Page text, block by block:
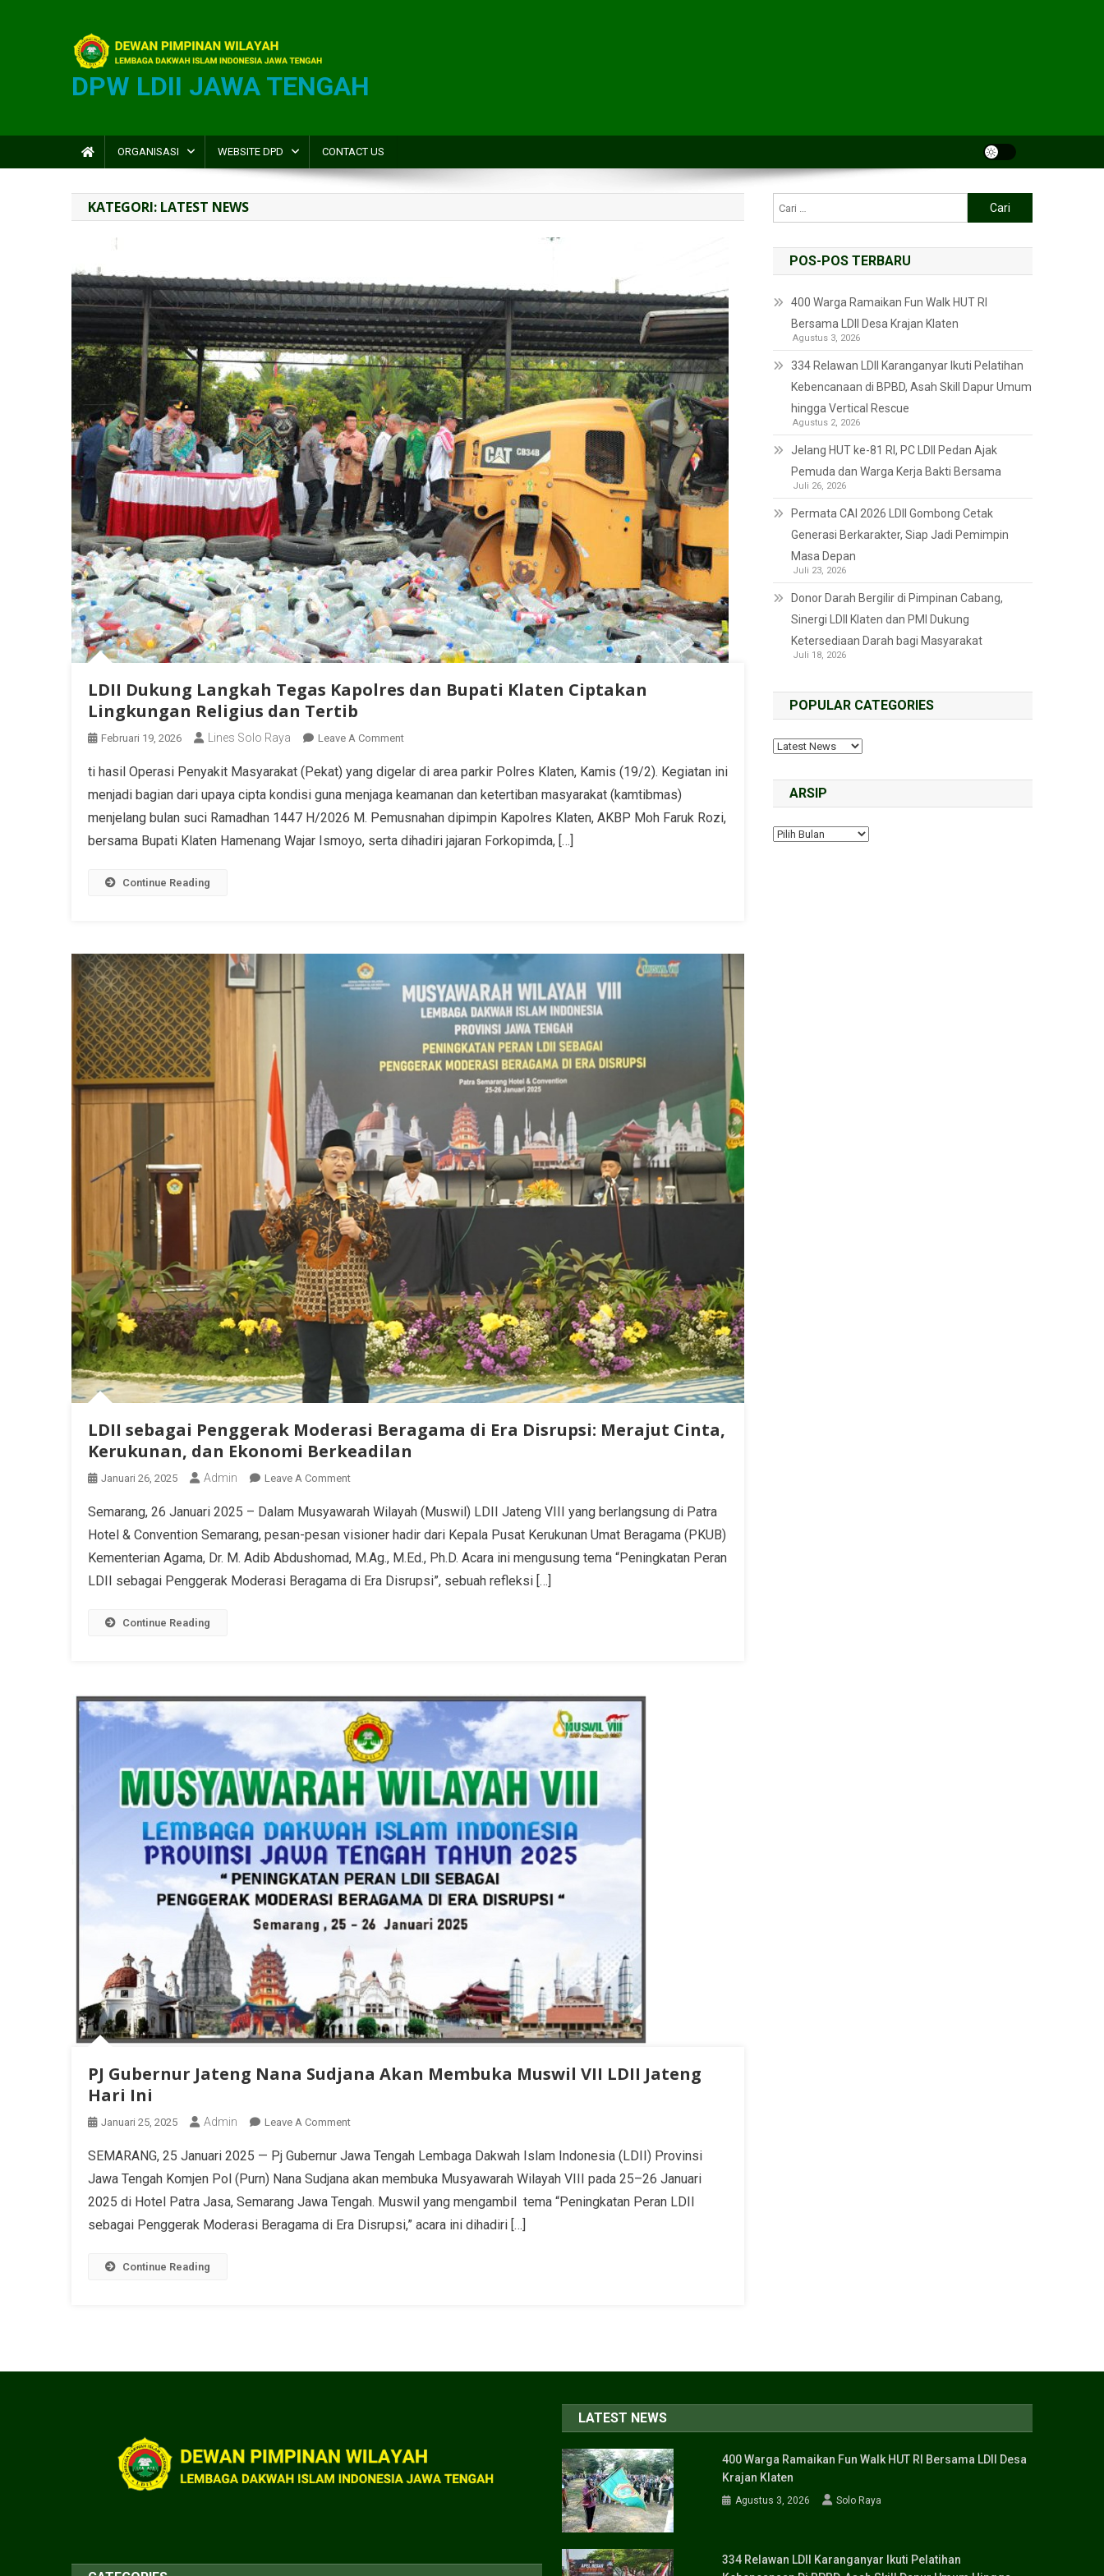
DPW LDII JAWA TENGAH
ORGANISASI WEBSITE DPD CONTACT US
KATEGORI: LATEST NEWS
LDII Dukung Langkah Tegas Kapolres dan Bupati Klaten Ciptakan
Lingkungan Religius dan Tertib
Februari 19, 2026 Lines Solo Raya Leave A Comment
ti hasil Operasi Penyakit Masyarakat (Pekat) yang digelar di area parkir Polres Klaten, Kamis (19/2). Kegiatan ini
menjadi bagian dari upaya cipta kondisi guna menjaga keamanan dan ketertiban masyarakat (kamtibmas)
menjelang bulan suci Ramadhan 1447 H/2026 M. Pemusnahan dipimpin Kapolres Klaten, AKBP Moh Faruk Rozi,
bersama Bupati Klaten Hamenang Wajar Ismoyo, serta dihadiri jajaran Forkopimda, […]
Continue Reading
LDII sebagai Penggerak Moderasi Beragama di Era Disrupsi: Merajut Cinta,
Kerukunan, dan Ekonomi Berkeadilan
Januari 26, 2025 Admin Leave A Comment
Semarang, 26 Januari 2025 – Dalam Musyawarah Wilayah (Muswil) LDII Jateng VIII yang berlangsung di Patra
Hotel & Convention Semarang, pesan-pesan visioner hadir dari Kepala Pusat Kerukunan Umat Beragama (PKUB)
Kementerian Agama, Dr. M. Adib Abdushomad, M.Ag., M.Ed., Ph.D. Acara ini mengusung tema “Peningkatan Peran
LDII sebagai Penggerak Moderasi Beragama di Era Disrupsi”, sebuah refleksi […]
Continue Reading
PJ Gubernur Jateng Nana Sudjana Akan Membuka Muswil VII LDII Jateng
Hari Ini
Januari 25, 2025 Admin Leave A Comment
SEMARANG, 25 Januari 2025 — Pj Gubernur Jawa Tengah Lembaga Dakwah Islam Indonesia (LDII) Provinsi
Jawa Tengah Komjen Pol (Purn) Nana Sudjana akan membuka Musyawarah Wilayah VIII pada 25–26 Januari
2025 di Hotel Patra Jasa, Semarang Jawa Tengah. Muswil yang mengambil tema “Peningkatan Peran LDII
sebagai Penggerak Moderasi Beragama di Era Disrupsi,” acara ini dihadiri […]
Continue Reading
POS-POS TERBARU
400 Warga Ramaikan Fun Walk HUT RI
Bersama LDII Desa Krajan Klaten
Agustus 3, 2026
334 Relawan LDII Karanganyar Ikuti Pelatihan
Kebencanaan di BPBD, Asah Skill Dapur Umum
hingga Vertical Rescue
Agustus 2, 2026
Jelang HUT ke-81 RI, PC LDII Pedan Ajak
Pemuda dan Warga Kerja Bakti Bersama
Juli 26, 2026
Permata CAI 2026 LDII Gombong Cetak
Generasi Berkarakter, Siap Jadi Pemimpin
Masa Depan
Juli 23, 2026
Donor Darah Bergilir di Pimpinan Cabang,
Sinergi LDII Klaten dan PMI Dukung
Ketersediaan Darah bagi Masyarakat
Juli 18, 2026
POPULAR CATEGORIES
ARSIP
LATEST NEWS
400 Warga Ramaikan Fun Walk HUT RI Bersama LDII Desa
Krajan Klaten
Agustus 3, 2026 Solo Raya
334 Relawan LDII Karanganyar Ikuti Pelatihan